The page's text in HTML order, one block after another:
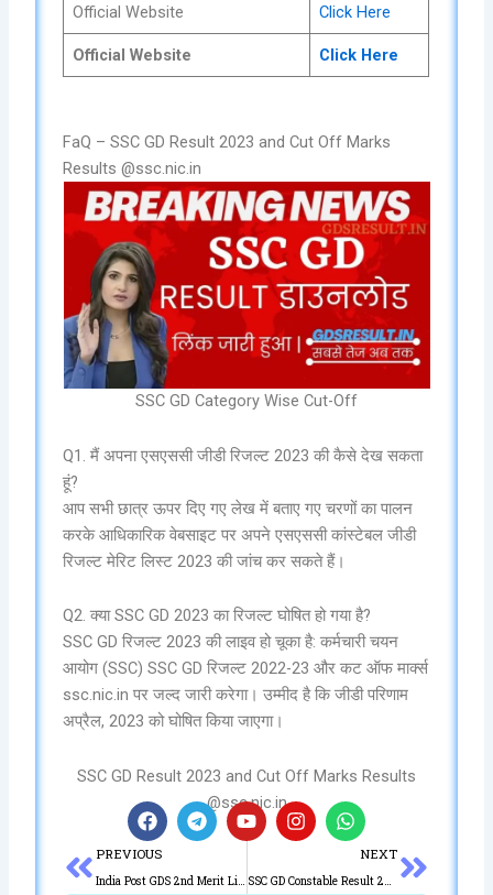
Official Website Click Here
Official Website Click Here
FaQ – SSC GD Result 2023 and Cut Off Marks
Results @ssc.nic.in
SSC GD Category Wise Cut-Off
Q1. मैं अपना एसएससी जीडी रिजल्ट 2023 की कैसे देख सकता
हूं?
आप सभी छात्र ऊपर दिए गए लेख में बताए गए चरणों का पालन
करके आधिकारिक वेबसाइट पर अपने एसएससी कांस्टेबल जीडी
रिजल्ट मेरिट लिस्ट 2023 की जांच कर सकते हैं।
Q2. क्या SSC GD 2023 का रिजल्ट घोषित हो गया है?
SSC GD रिजल्ट 2023 की लाइव हो चूका है: कर्मचारी चयन
आयोग (SSC) SSC GD रिजल्ट 2022-23 और कट ऑफ मार्क्स
ssc.nic.in पर जल्द जारी करेगा। उम्मीद है कि जीडी परिणाम
अप्रैल, 2023 को घोषित किया जाएगा।
SSC GD Result 2023 and Cut Off Marks Results
@ssc.nic.in
F
a
c
e
T
e
e
Y
o
t
I
n
t
W
h
t
Prev
PREVIOUS
India Post GDS 2nd Merit List 2023 OUT : अभी-अभी अचानक जारी हुआ
NEXT
SSC GD Constable Result 2023 Out – Merit List PDF Download Link on @ssc.nic.in
Next